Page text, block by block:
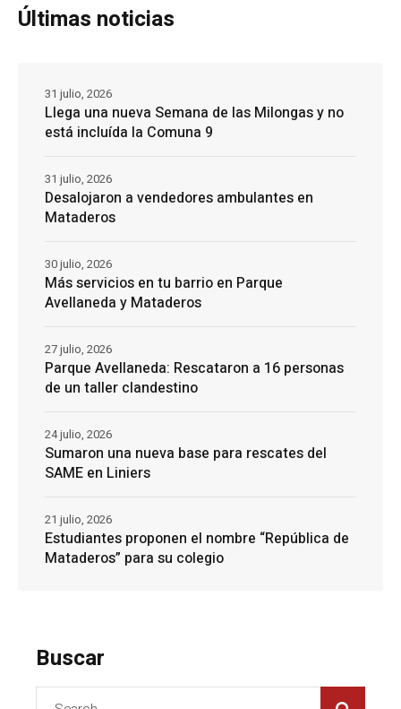
Últimas noticias
Llega una nueva Semana de las Milongas y no
está incluída la Comuna 9
31 julio, 2026
Desalojaron a vendedores ambulantes en
Mataderos
31 julio, 2026
Más servicios en tu barrio en Parque
Avellaneda y Mataderos
30 julio, 2026
Parque Avellaneda: Rescataron a 16 personas
de un taller clandestino
27 julio, 2026
Sumaron una nueva base para rescates del
SAME en Liniers
24 julio, 2026
Estudiantes proponen el nombre “República de
Mataderos” para su colegio
21 julio, 2026
Buscar